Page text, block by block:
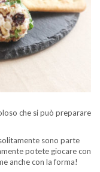
che si può preparare
sono parte
potete giocare con
anche con la forma!